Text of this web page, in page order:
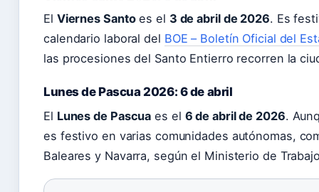
El Viernes Santoes el 3 de abril de 2026. Es
calendario laboral del BOE – Boletín Oficial del
las procesiones del Santo Entierro recorren la
Lunes de Pascua 2026: 6 de abril
El Lunes de Pascua es el 6 de abril de 2026.
es festivo en varias comunidades autónomas,
Baleares y Navarra, según el Ministerio de